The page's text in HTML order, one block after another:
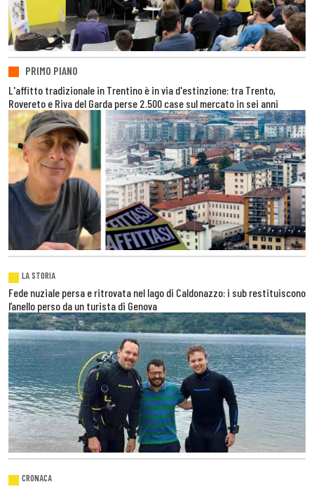
PRIMO PIANO
L'affitto tradizionale in Trentino è in via d'estinzione: tra Trento,
Rovereto e Riva del Garda perse 2.500 case sul mercato in sei anni
LA STORIA
Fede nuziale persa e ritrovata nel lago di Caldonazzo: i sub restituiscono
l’anello perso da un turista di Genova
CRONACA